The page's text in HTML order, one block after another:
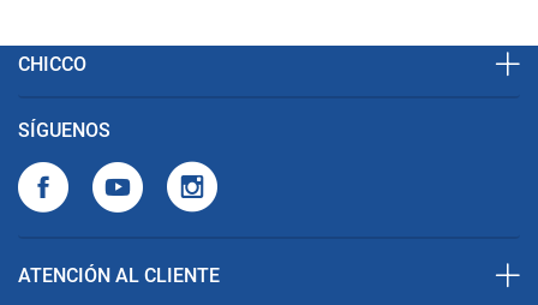
CHICCO
SÍGUENOS
ATENCIÓN AL CLIENTE